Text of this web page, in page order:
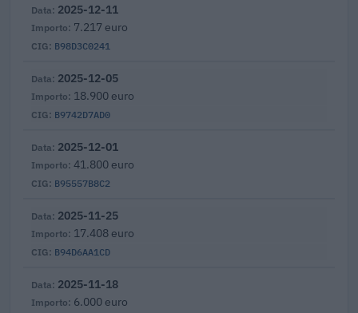
B98D3C0241
2025-12-11
7.217 euro
B9742D7AD0
2025-12-05
18.900 euro
B95557B8C2
2025-12-01
41.800 euro
B94D6AA1CD
2025-11-25
17.408 euro
2025-11-18
6.000 euro